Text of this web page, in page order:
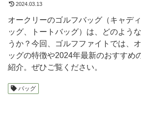
2024.03.13
オークリーのゴルフバッグ（キャデ
ッグ、トートバッグ）は、どのよう
うか？今回、ゴルフファイトでは、
ッグの特徴や2024年最新のおすすめ
紹介。ぜひご覧ください。
バッグ